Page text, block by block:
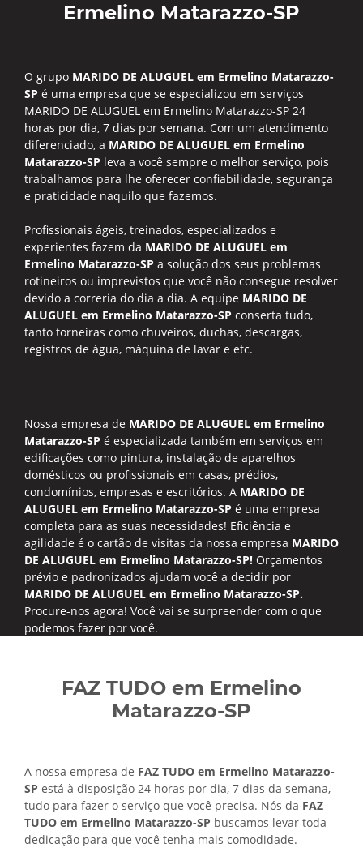
Ermelino Matarazzo-SP
O grupo MARIDO DE ALUGUEL em Ermelino Matarazzo-
SP é uma empresa que se especializou em serviços
MARIDO DE ALUGUEL em Ermelino Matarazzo-SP 24
horas por dia, 7 dias por semana. Com um atendimento
diferenciado, a MARIDO DE ALUGUEL em Ermelino
Matarazzo-SP leva a você sempre o melhor serviço, pois
trabalhamos para lhe oferecer confiabilidade, segurança
e praticidade naquilo que fazemos.
Profissionais ágeis, treinados, especializados e
experientes fazem da MARIDO DE ALUGUEL em
Ermelino Matarazzo-SP a solução dos seus problemas
rotineiros ou imprevistos que você não consegue resolver
devido a correria do dia a dia. A equipe MARIDO DE
ALUGUEL em Ermelino Matarazzo-SP conserta tudo,
tanto torneiras como chuveiros, duchas, descargas,
registros de água, máquina de lavar e etc.
Nossa empresa de MARIDO DE ALUGUEL em Ermelino
Matarazzo-SP é especializada também em serviços em
edificações como pintura, instalação de aparelhos
domésticos ou profissionais em casas, prédios,
condomínios, empresas e escritórios. A MARIDO DE
ALUGUEL em Ermelino Matarazzo-SP é uma empresa
completa para as suas necessidades! Eficiência e
agilidade é o cartão de visitas da nossa empresa MARIDO
DE ALUGUEL em Ermelino Matarazzo-SP! Orçamentos
prévio e padronizados ajudam você a decidir por
MARIDO DE ALUGUEL em Ermelino Matarazzo-SP.
Procure-nos agora! Você vai se surpreender com o que
podemos fazer por você.
FAZ TUDO em Ermelino
Matarazzo-SP
A nossa empresa de FAZ TUDO em Ermelino Matarazzo-
SP está à disposição 24 horas por dia, 7 dias da semana,
tudo para fazer o serviço que você precisa. Nós da FAZ
TUDO em Ermelino Matarazzo-SP buscamos levar toda
dedicação para que você tenha mais comodidade.